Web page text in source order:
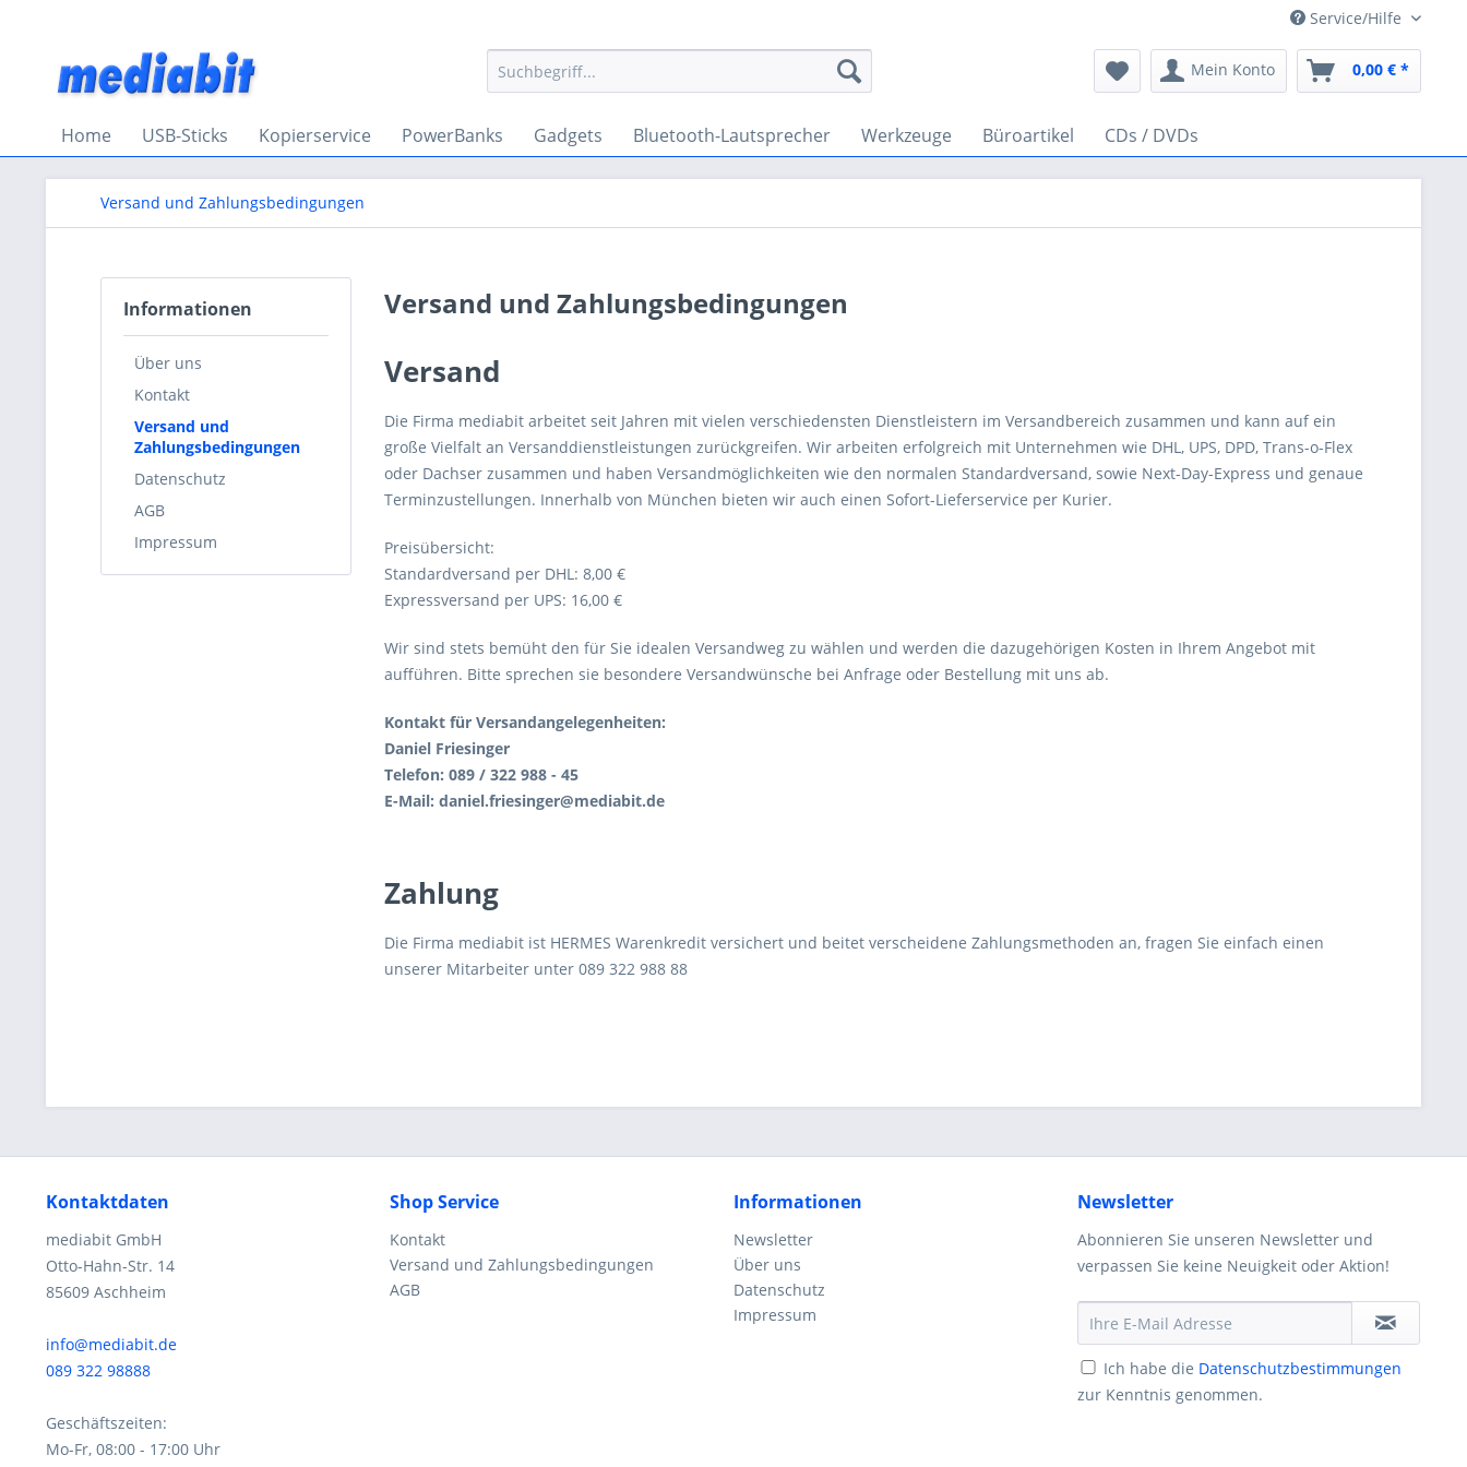
Service/Hilfe
Mein Konto 0,00 € *
Home USB-Sticks Kopierservice PowerBanks Gadgets Bluetooth-Lautsprecher Werkzeuge Büroartikel CDs / DVDs
Versand und Zahlungsbedingungen
Informationen
Über uns
Kontakt
Versand und
Zahlungsbedingungen
Datenschutz
AGB
Impressum
Versand und Zahlungsbedingungen
Versand
Die Firma mediabit arbeitet seit Jahren mit vielen verschiedensten Dienstleistern im Versandbereich zusammen und kann auf ein
große Vielfalt an Versanddienstleistungen zurückgreifen. Wir arbeiten erfolgreich mit Unternehmen wie DHL, UPS, DPD, Trans-o-Flex
oder Dachser zusammen und haben Versandmöglichkeiten wie den normalen Standardversand, sowie Next-Day-Express und genaue
Terminzustellungen. Innerhalb von München bieten wir auch einen Sofort-Lieferservice per Kurier.
Preisübersicht:
Standardversand per DHL: 8,00 €
Expressversand per UPS: 16,00 €
Wir sind stets bemüht den für Sie idealen Versandweg zu wählen und werden die dazugehörigen Kosten in Ihrem Angebot mit
aufführen. Bitte sprechen sie besondere Versandwünsche bei Anfrage oder Bestellung mit uns ab.
Kontakt für Versandangelegenheiten:
Daniel Friesinger
Telefon: 089 / 322 988 - 45
E-Mail: daniel.friesinger@mediabit.de
Zahlung
Die Firma mediabit ist HERMES Warenkredit versichert und beitet verscheidene Zahlungsmethoden an, fragen Sie einfach einen
unserer Mitarbeiter unter 089 322 988 88
Kontaktdaten
mediabit GmbH
Otto-Hahn-Str. 14
85609 Aschheim
info@mediabit.de
089 322 98888
Geschäftszeiten:
Mo-Fr, 08:00 - 17:00 Uhr
Shop Service
Kontakt
Versand und Zahlungsbedingungen
AGB
Informationen
Newsletter
Über uns
Datenschutz
Impressum
Newsletter
Abonnieren Sie unseren Newsletter und
verpassen Sie keine Neuigkeit oder Aktion!
Ich habe die Datenschutzbestimmungen
zur Kenntnis genommen.